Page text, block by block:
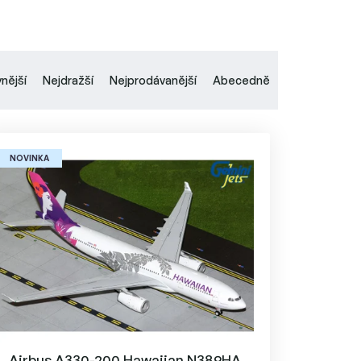
Nejdražší Nejprodávanější Abecedně
NOVINKA